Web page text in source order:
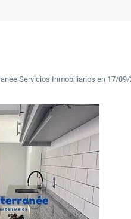
Servicios Inmobiliarios en 17/